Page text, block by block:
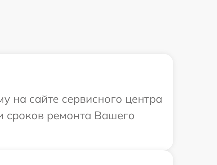
на сайте сервисного центра
сроков ремонта Вашего